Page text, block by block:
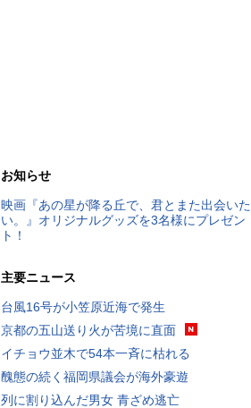
お知らせ
映画『あの星が降る丘で、君とまた出会いた
い。』オリジナルグッズを3名様にプレゼン
ト！
主要ニュース
台風16号が小笠原近海で発生
京都の五山送り火が苦境に直面
イチョウ並木で54本一斉に枯れる
醜態の続く福岡県議会が海外豪遊
列に割り込んだ男女 青ざめ逃亡